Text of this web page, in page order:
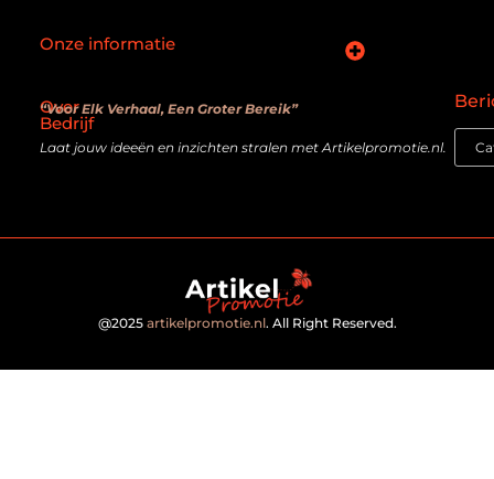
Over
Bedrijf
“Voor Elk Verhaal, Een Groter Bereik”
Laat jouw ideeën en inzichten stralen met Artikelpromotie.nl.
Onze informatie
@2025 artikelpromotie.nl. All Right Reserved.